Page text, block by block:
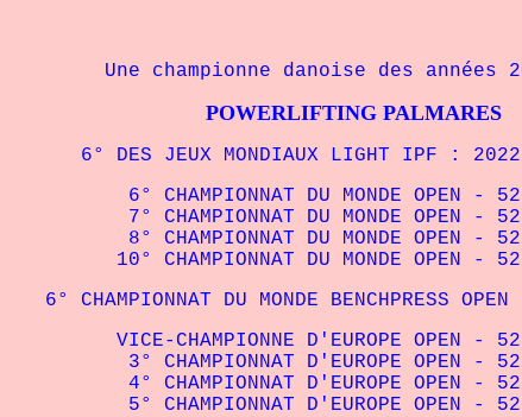
Une championne danoise des années
POWERLIFTING PALMARES
6° DES JEUX MONDIAUX LIGHT IPF : 2022
6° CHAMPIONNAT DU MONDE OPEN -
7° CHAMPIONNAT DU MONDE OPEN -
8° CHAMPIONNAT DU MONDE OPEN -
10° CHAMPIONNAT DU MONDE OPEN -
6° CHAMPIONNAT DU MONDE BENCHPRESS
VICE-CHAMPIONNE D'EUROPE OPEN -
3° CHAMPIONNAT D'EUROPE OPEN - 52
4° CHAMPIONNAT D'EUROPE OPEN -
5° CHAMPIONNAT D'EUROPE OPEN -